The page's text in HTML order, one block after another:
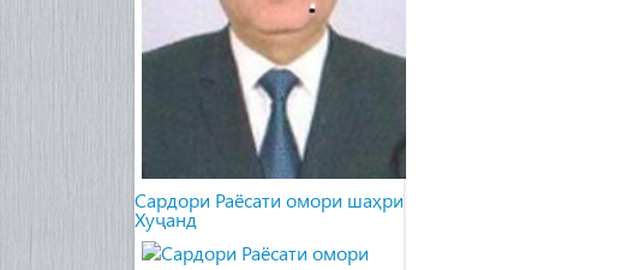
Cардори Раёсати омори шаҳри
Хуҷанд